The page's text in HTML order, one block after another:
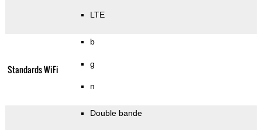
LTE
Standards WiFi
b
g
n
Double bande